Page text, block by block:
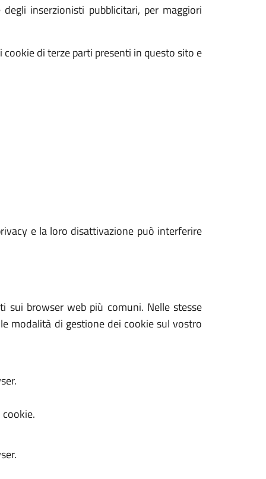
inserzionisti pubblicitari, per maggiori
di terze parti presenti in questo sito e
e la loro disattivazione può interferire
sui browser web più comuni. Nelle stesse
modalità di gestione dei cookie sul vostro